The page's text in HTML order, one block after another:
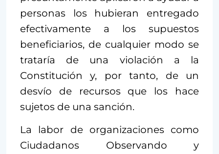
personas los hubieran entregado
efectivamente a los supuestos
beneficiarios, de cualquier modo se
trataría de una violación a la
Constitución y, por tanto, de un
desvío de recursos que los hace
sujetos de una sanción.
La labor de organizaciones como
Ciudadanos Observando y